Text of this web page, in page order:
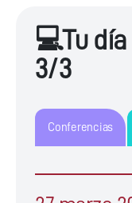
💻Tu
3/3
Conferencias